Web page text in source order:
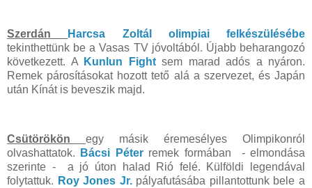
Szerdán
Harcsa Zoltál olimpiai felkészülésébe
tekinthettünk be a Vasas TV jóvoltából. Újabb beharangozó
következett. A
Kunlun Fight sem marad adós a nyáron.
Remek párosításokat hozott tető alá a szervezet, és Japán
után Kínát is beveszik majd.
Csütörökön
egy másik éremesélyes Olimpikonról
olvashattatok.
Bácsi Péter remek formában - elmondása
szerinte - a jó úton halad Rió felé. Külföldi legendával
folytattuk. Roy Jones Jr.pályafutásába pillantottunk bele a